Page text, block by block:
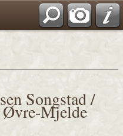
Songstad /
Øvre-Mjelde